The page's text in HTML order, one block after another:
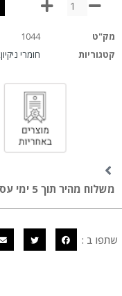
מק"ט
1044
קטגוריות
חומרי ניקיון
משלוח מהיר תוך 5 ימי עסקים
שתפו ב :